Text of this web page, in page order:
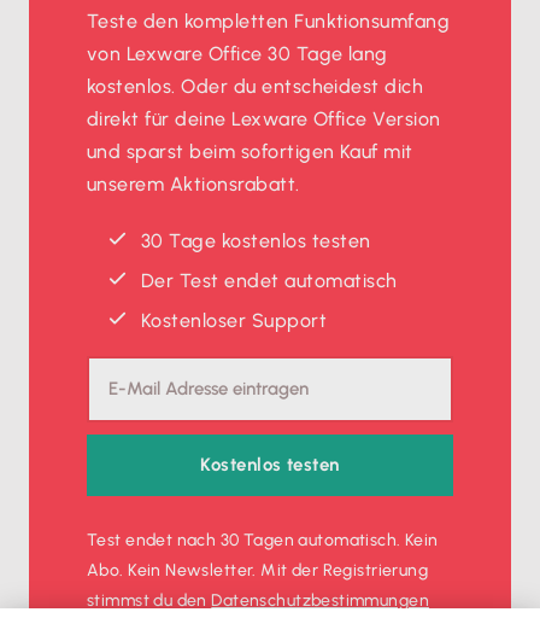
Teste den kompletten Funktionsumfang
von Lexware Office 30 Tage lang
kostenlos. Oder du entscheidest dich
direkt für deine Lexware Office Version
und sparst beim sofortigen Kauf mit
unserem Aktionsrabatt.
30 Tage kostenlos testen
Der Test endet automatisch
Kostenloser Support
Kostenlos testen
Test endet nach 30 Tagen automatisch. Kein
Abo. Kein Newsletter. Mit der Registrierung
stimmst du denDatenschutz­bestimmungen